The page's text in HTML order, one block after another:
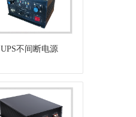
UPS不间断电源